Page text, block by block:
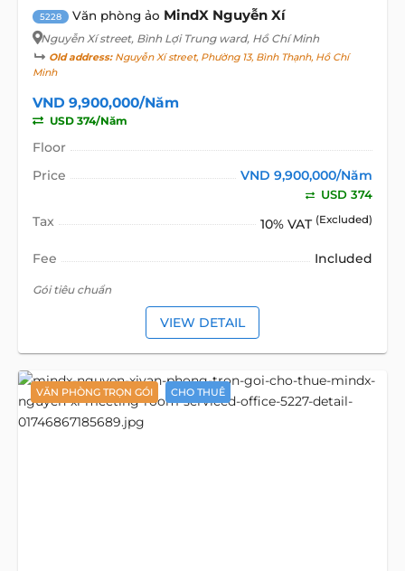
5228 Văn phòng ảo MindX Nguyễn Xí
Nguyễn Xí street, Bình Lợi Trung ward, Hồ Chí Minh
Old address:Nguyễn Xí street, Phường 13, Bình Thạnh, Hồ Chí
Minh
VND 9,900,000/Năm
USD 374/Năm
Floor
Price
VND 9,900,000/Năm
USD 374
Tax 10% VAT (Excluded)
Fee Included
Gói tiêu chuẩn
VIEW DETAIL
VĂN PHÒNG TRỌN GÓI CHO THUÊ